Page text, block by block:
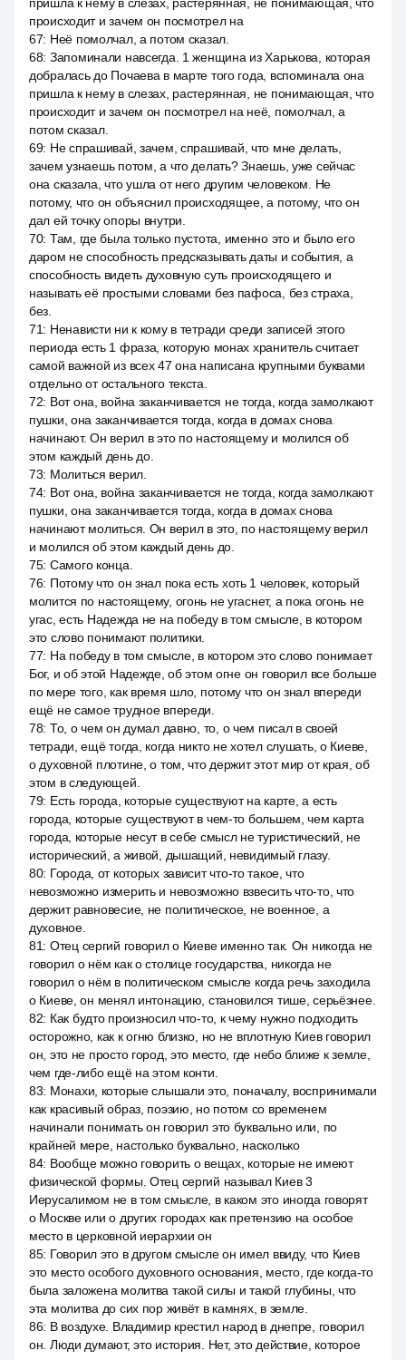
происходит и зачем он посмотрел на
67: Неё помолчал, а потом сказал.
68: Запоминали навсегда. 1 женщина из Харькова, которая
добралась до Почаева в марте того года, вспоминала она
пришла к нему в слезах, растерянная, не понимающая, что
происходит и зачем он посмотрел на неё, помолчал, а
потом сказал.
69: Не спрашивай, зачем, спрашивай, что мне делать,
зачем узнаешь потом, а что делать? Знаешь, уже сейчас
она сказала, что ушла от него другим человеком. Не
потому, что он объяснил происходящее, а потому, что он
дал ей точку опоры внутри.
70: Там, где была только пустота, именно это и было его
даром не способность предсказывать даты и события, а
способность видеть духовную суть происходящего и
называть её простыми словами без пафоса, без страха,
без.
71: Ненависти ни к кому в тетради среди записей этого
периода есть 1 фраза, которую монах хранитель считает
самой важной из всех 47 она написана крупными буквами
отдельно от остального текста.
72: Вот она, война заканчивается не тогда, когда замолкают
пушки, она заканчивается тогда, когда в домах снова
начинают. Он верил в это по настоящему и молился об
этом каждый день до.
73: Молиться верил.
74: Вот она, война заканчивается не тогда, когда замолкают
пушки, она заканчивается тогда, когда в домах снова
начинают молиться. Он верил в это, по настоящему верил
и молился об этом каждый день до.
75: Самого конца.
76: Потому что он знал пока есть хоть 1 человек, который
молится по настоящему, огонь не угаснет, а пока огонь не
угас, есть Надежда не на победу в том смысле, в котором
это слово понимают политики.
77: На победу в том смысле, в котором это слово понимает
Бог, и об этой Надежде, об этом огне он говорил все больше
по мере того, как время шло, потому что он знал впереди
ещё не самое трудное впереди.
78: То, о чем он думал давно, то, о чем писал в своей
тетради, ещё тогда, когда никто не хотел слушать, о Киеве,
о духовной плотине, о том, что держит этот мир от края, об
этом в следующей.
79: Есть города, которые существуют на карте, а есть
города, которые существуют в чем-то большем, чем карта
города, которые несут в себе смысл не туристический, не
исторический, а живой, дышащий, невидимый глазу.
80: Города, от которых зависит что-то такое, что
невозможно измерить и невозможно взвесить что-то, что
держит равновесие, не политическое, не военное, а
духовное.
81: Отец сергий говорил о Киеве именно так. Он никогда не
говорил о нём как о столице государства, никогда не
говорил о нём в политическом смысле когда речь заходила
о Киеве, он менял интонацию, становился тише, серьёзнее.
82: Как будто произносил что-то, к чему нужно подходить
осторожно, как к огню близко, но не вплотную Киев говорил
он, это не просто город, это место, где небо ближе к земле,
чем где-либо ещё на этом конти.
83: Монахи, которые слышали это, поначалу, воспринимали
как красивый образ, поэзию, но потом со временем
начинали понимать он говорил это буквально или, по
крайней мере, настолько буквально, насколько
84: Вообще можно говорить о вещах, которые не имеют
физической формы. Отец сергий называл Киев 3
Иерусалимом не в том смысле, в каком это иногда говорят
о Москве или о других городах как претензию на особое
место в церковной иерархии он
85: Говорил это в другом смысле он имел ввиду, что Киев
это место особого духовного основания, место, где когда-то
была заложена молитва такой силы и такой глубины, что
эта молитва до сих пор живёт в камнях, в земле.
86: В воздухе. Владимир крестил народ в днепре, говорил
он. Люди думают, это история. Нет, это действие, которое